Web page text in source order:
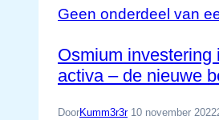
Geen onderdeel van
Osmium investering
activa – de nieuwe
DoorKumm3r3r 10 november 2022